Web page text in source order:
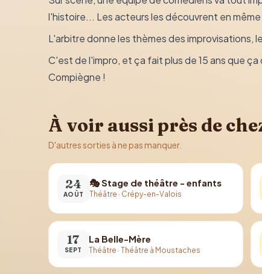
l'histoire... Les acteurs les découvrent en
L'arbitre donne les thèmes des improvisations,
C'est de l'impro, et ça fait plus de 15 ans que
Compiègne !
À voir aussi près de
D'autres sorties à ne pas manquer.
24
AOÛT
🎭 Stage de théâtre - enfants
Théâtre · Crépy-en-Valois
17
SEPT
La Belle-Mère
Théâtre · Théâtre à Moustaches